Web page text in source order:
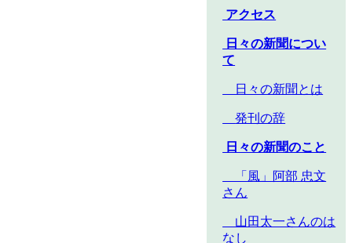
アクセス
日々の新聞につい
て
日々の新聞とは
発刊の辞
日々の新聞のこと
「風」阿部 忠文
さん
山田太一さんのは
なし